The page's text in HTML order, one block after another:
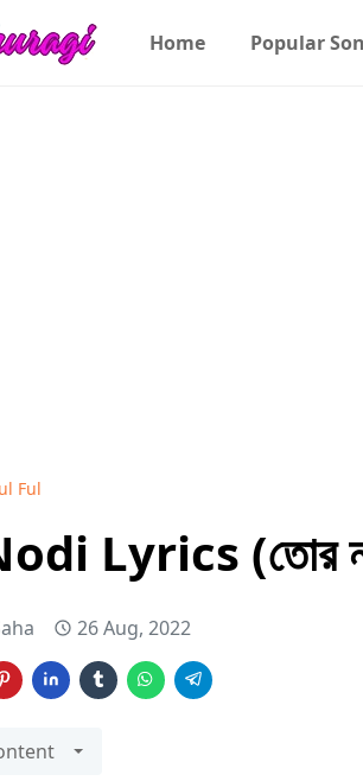
Home Popular
Ful
Lyrics (তোর
26 Aug, 2022